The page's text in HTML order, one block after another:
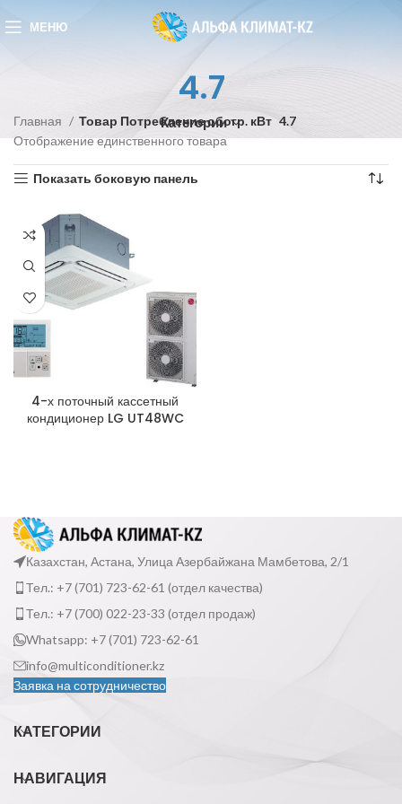
МЕНЮ
4.7
Категории
Главная Товар Потребление обогр. кВт 4.7
Отображение единственного товара
Показать боковую панель
4-х поточный кассетный
кондиционер LG UT48WC
Казахстан, Астана, Улица Азербайжана Мамбетова, 2/1
Тел.: +7 (701) 723-62-61 (отдел качества)
Тел.: +7 (700) 022-23-33 (отдел продаж)
Whatsapp: +7 (701) 723-62-61
info@multiconditioner.kz
Заявка на сотрудничество
КАТЕГОРИИ
НАВИГАЦИЯ